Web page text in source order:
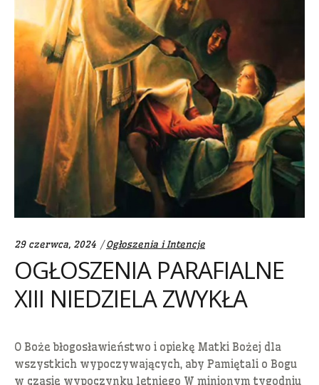
29 czerwca, 2024 Categories:
Ogłoszenia i Intencje
OGŁOSZENIA PARAFIALNE
XIII NIEDZIELA ZWYKŁA
O Boże błogosławieństwo i opiekę Matki Bożej dla
wszystkich wypoczywających, aby Pamiętali o Bogu
w czasie wypoczynku letniego W minionym tygodniu